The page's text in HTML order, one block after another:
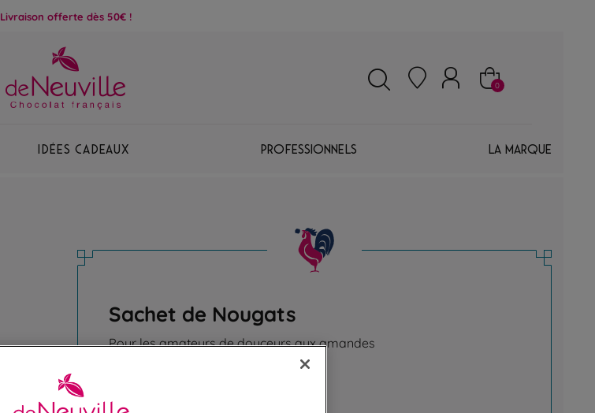
Livraison offerte dès 50€ !
0
Idées Cadeaux Professionnels La marque
Sachet de Nougats
Pour les amateurs de douceurs aux amandes
Poids 175g